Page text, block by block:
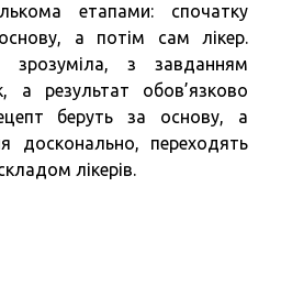
етапами: спочатку
а потім сам лікер.
зрозуміла, з завданням
а результат обов’язково
беруть за основу, а
досконально, переходять
лікерів.